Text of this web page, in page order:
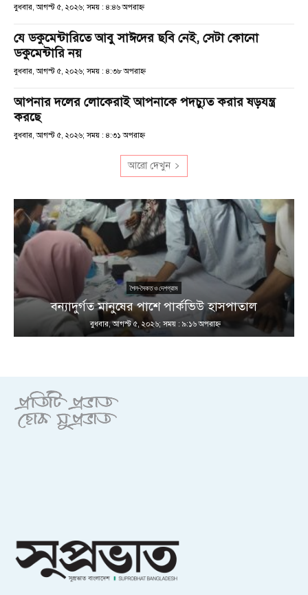
বুধবার, আগস্ট ৫, ২০২৬; সময় : ৪:৪৬ অপরাহ্ণ
যে ডকুমেন্টারিতে আবু সাঈদের ছবি নেই, সেটা কোনো
ডকুমেন্টারি নয়
বুধবার, আগস্ট ৫, ২০২৬; সময় : ৪:৩৮ অপরাহ্ণ
আপনার দলের লোকেরাই আপনাকে পদচ্যুত করার ষড়যন্ত্র
করছে
বুধবার, আগস্ট ৫, ২০২৬; সময় : ৪:৩১ অপরাহ্ণ
আরো দেখুন
শৈল-সৈকত ও দেশগ্রাম
বন্যাদুর্গত মানুষের পাশে পার্কভিউ হাসপাতাল
বুধবার, আগস্ট ৫, ২০২৬; সময় : ৯:১৬ অপরাহ্ণ